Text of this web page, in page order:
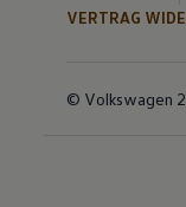
VERTRAG
© Volkswagen